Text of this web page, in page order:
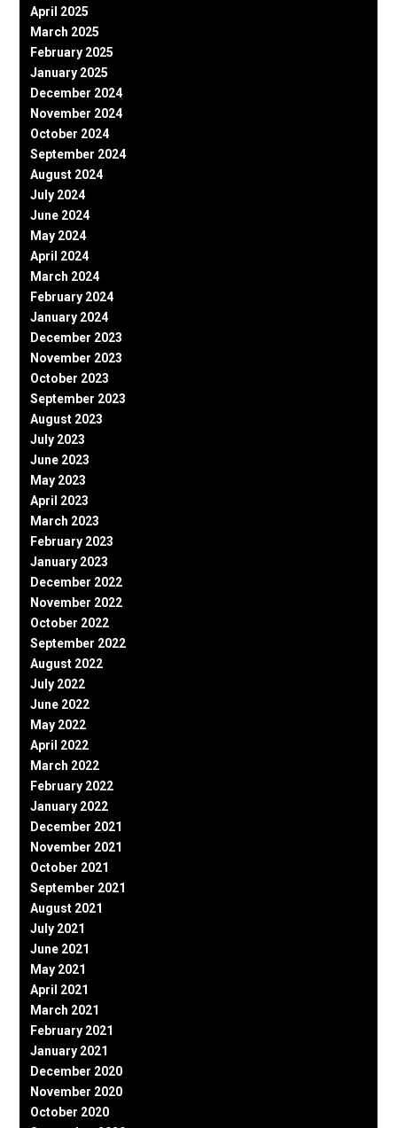
April 2025
March 2025
February 2025
January 2025
December 2024
November 2024
October 2024
September 2024
August 2024
July 2024
June 2024
May 2024
April 2024
March 2024
February 2024
January 2024
December 2023
November 2023
October 2023
September 2023
August 2023
July 2023
June 2023
May 2023
April 2023
March 2023
February 2023
January 2023
December 2022
November 2022
October 2022
September 2022
August 2022
July 2022
June 2022
May 2022
April 2022
March 2022
February 2022
January 2022
December 2021
November 2021
October 2021
September 2021
August 2021
July 2021
June 2021
May 2021
April 2021
March 2021
February 2021
January 2021
December 2020
November 2020
October 2020